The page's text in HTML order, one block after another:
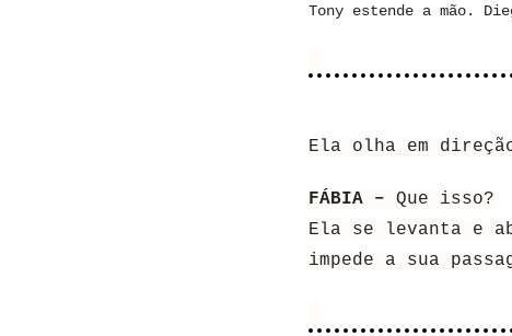
Tony estende a mão.
Ela olha em
FÁBIA – Que isso?
Ela se levanta e
impede a sua